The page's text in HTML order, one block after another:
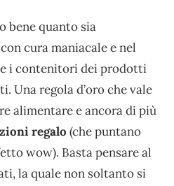
bene quanto sia
cura maniacale e nel
i contenitori dei prodotti
Una regola d’oro che vale
alimentare e ancora di più
regalo (che puntano
wow). Basta pensare al
la quale non soltanto si